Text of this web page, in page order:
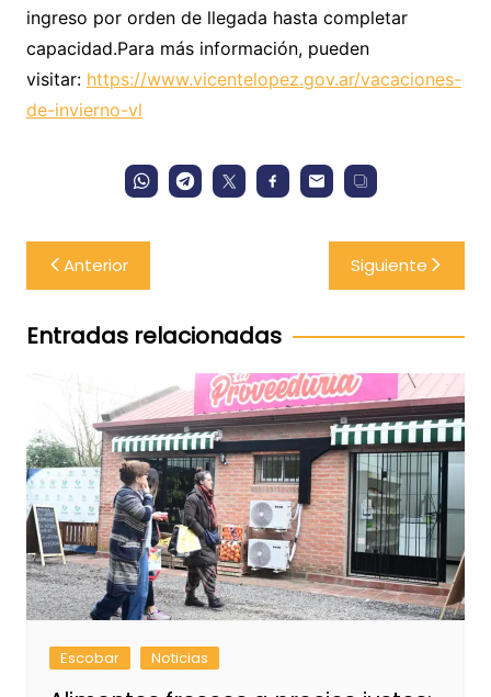
ingreso por orden de llegada hasta completar
capacidad.Para más información, pueden
visitar: https://www.vicentelopez.gov.ar/vacaciones-
de-invierno-vl
Navegación
de
entradas
Anterior Siguiente
Entradas relacionadas
Escobar Noticias